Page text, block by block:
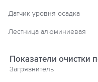
Датчик уровня осадка
Лестница алюминиевая
Показатели очистки
Загрязнитель